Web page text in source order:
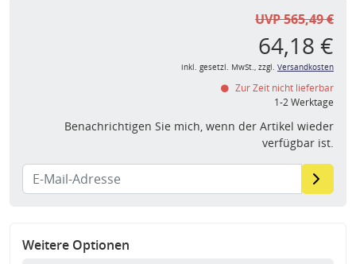
UVP 565,49 €
64,18 €
inkl. gesetzl. MwSt., zzgl. Versandkosten
Zur Zeit nicht lieferbar
1-2 Werktage
Benachrichtigen Sie mich, wenn der Artikel wieder
verfügbar ist.
Weitere Optionen